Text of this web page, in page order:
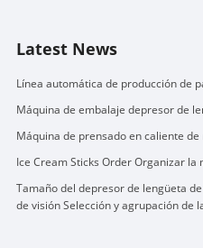
Latest News
Línea automática de producción de
Máquina de embalaje depresor de
Máquina de prensado en caliente
Ice Cream Sticks Order Organizar la
Tamaño del depresor de lengüeta
de visión Selección y agrupación de